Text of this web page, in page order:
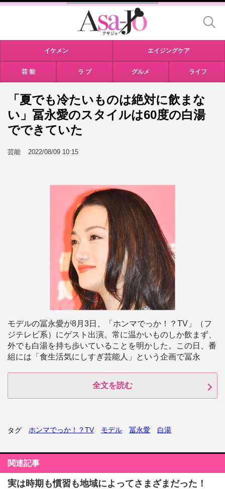
イケメン エイジングケア
芸 能 ラ ブ グルメ ライフ
「夏でも冷たいものは絶対に飲まな
い」冨永愛のスタイルは60度の白湯
でできていた
芸能 2022/08/09 10:15
モデルの冨永愛が8月3日、「ホンマでっか！？TV」（フ
ジテレビ系）にゲスト出演。常に温かいものしか飲まず、
外でも白湯を持ち歩いていることを明かした。この日、番
組には「食生活気にしすぎ芸能人」という企画で冨永
全文を読む
タグ ホンマでっか！？TV モデル 冨永愛 白湯
関連記事
実は時期も慣習も地域によってさまざまだった！